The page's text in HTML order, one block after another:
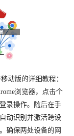
动版的详细教程：
浏览器，点击个
录操作。随后在手
动识别并激活跨设
确保两处设备的网